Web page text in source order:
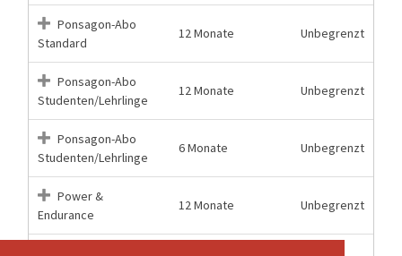
Ponsagon-Abo
Standard
12 Monate Unbegrenzt
Ponsagon-Abo
Studenten/Lehrlinge
12 Monate Unbegrenzt
Ponsagon-Abo
Studenten/Lehrlinge
6 Monate Unbegrenzt
Power &
Endurance
12 Monate Unbegrenzt